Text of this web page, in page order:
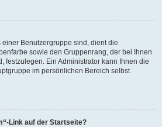
Benutzergruppe sind, dient die
sowie den Gruppenrang, der bei Ihnen
festzulegen. Ein Administrator kann Ihnen die
im persönlichen Bereich selbst
Link auf der Startseite?